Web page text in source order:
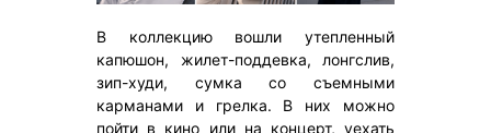
В коллекцию вошли утепленный
капюшон, жилет-поддевка, лонгслив,
зип-худи, сумка со съемными
карманами и грелка. В них можно
пойти в кино или на концерт, уехать